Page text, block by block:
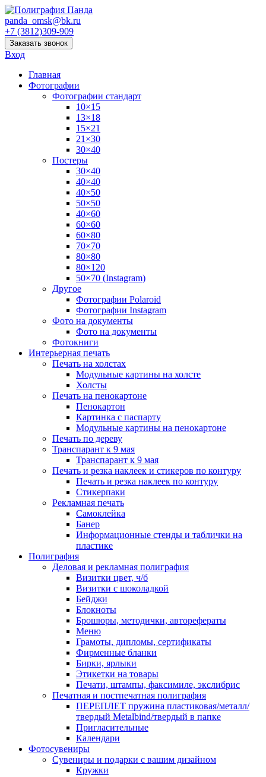
panda_omsk@bk.ru
+7 (3812)309-909
Заказать звонок
Вход
Главная
Фотографии
Фотографии стандарт
10×15
13×18
15×21
21×30
30×40
Постеры
30×40
40×40
40×50
50×50
40×60
60×60
60×80
70×70
80×80
80×120
50×70 (Instagram)
Другое
Фотографии Polaroid
Фотографии Instagram
Фото на документы
Фото на документы
Фотокниги
Интерьерная печать
Печать на холстах
Модульные картины на холсте
Холсты
Печать на пенокартоне
Пенокартон
Картинка с паспарту
Модульные картины на пенокартоне
Печать по дереву
Транспарант к 9 мая
Транспарант к 9 мая
Печать и резка наклеек и стикеров по контуру
Печать и резка наклеек по контуру
Стикерпаки
Рекламная печать
Самоклейка
Банер
Информационные стенды и таблички на
пластике
Полиграфия
Деловая и рекламная полиграфия
Визитки цвет, ч/б
Визитки с шоколадкой
Бейджи
Блокноты
Брошюры, методички, авторефераты
Меню
Грамоты, дипломы, сертификаты
Фирменные бланки
Бирки, ярлыки
Этикетки на товары
Печати, штампы, факсимиле, экслибрис
Печатная и постпечатная полиграфия
ПЕРЕПЛЕТ пружина пластиковая/металл/
твердый Metalbind/твердый в папке
Пригласительные
Календари
Фотосувениры
Сувениры и подарки с вашим дизайном
Кружки